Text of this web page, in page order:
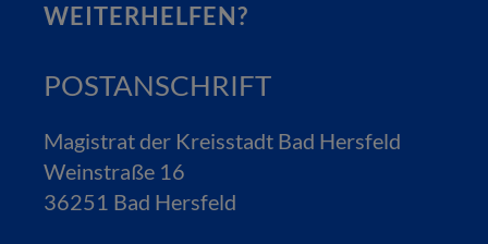
WEITERHELFEN?
POSTANSCHRIFT
Magistrat der Kreisstadt Bad Hersfeld
Weinstraße 16
36251 Bad Hersfeld